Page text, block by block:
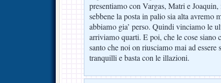
presentiamo con Vargas, Matri e Joaquin,
sebbene la posta in palio sia alta avremo
abbiamo gia’ perso. Quindi vinciamo le
arriviamo quarti. E poi, che le cose siano
santo che noi on riusciamo mai ad essere
tranquilli e basta con le illazioni.